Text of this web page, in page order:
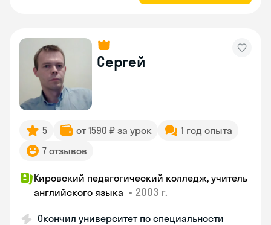
Сергей
5 от 1590 ₽ за урок
1 год опыта
7 отзывов
Кировский педагогический колледж, учитель
английского языка • 2003 г.
Окончил университет по специальности